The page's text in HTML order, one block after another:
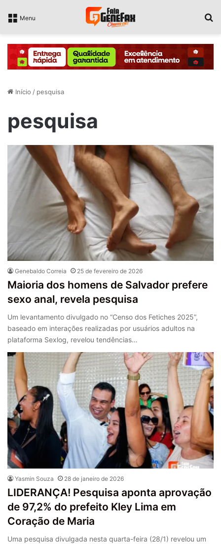
Menu
Início / pesquisa
pesquisa
Genebaldo Correia 25 de fevereiro de 2026
Maioria dos homens de Salvador prefere
sexo anal, revela pesquisa
Um levantamento divulgado no “Censo dos Fetiches 2025”,
baseado em interações realizadas por usuários adultos na
plataforma Sexlog, revelou tendências…
Yasmin Souza 28 de janeiro de 2026
LIDERANÇA! Pesquisa aponta aprovação
de 97,2% do prefeito Kley Lima em
Coração de Maria
Uma pesquisa divulgada nesta quarta-feira (28/1) revelou um